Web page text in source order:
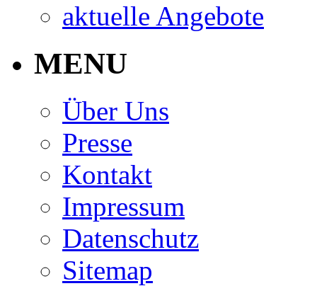
aktuelle Angebote
MENU
Über Uns
Presse
Kontakt
Impressum
Datenschutz
Sitemap